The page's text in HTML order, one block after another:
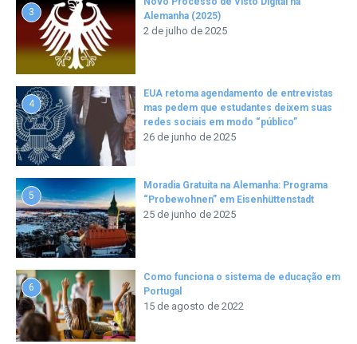
3
Alemanha (2025)
2 de julho de 2025
4
EUA retoma agendamento de entrevistas
mas pedem que estudantes deixem suas
redes sociais em modo “público”
26 de junho de 2025
5
Moradia Gratuita na Alemanha: Programa
“Probewohnen” em Eisenhüttenstadt
25 de junho de 2025
6
Como funciona o sistema de educação em
Portugal
15 de agosto de 2022